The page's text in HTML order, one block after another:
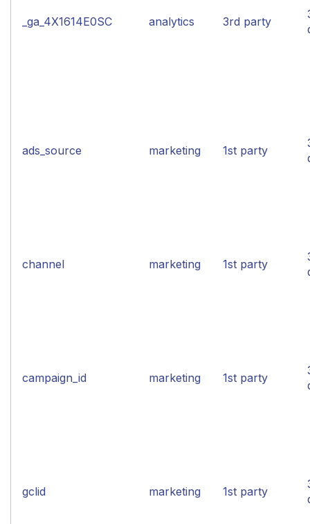
_ga_4X1614E0SC analytics 3rd party
ads_source marketing 1st party
channel marketing 1st party
campaign_id marketing 1st party
gclid marketing 1st party